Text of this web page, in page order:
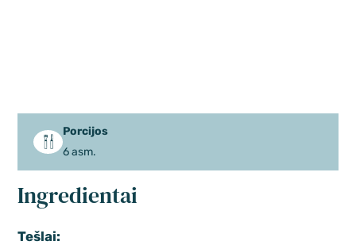
Porcijos
6 asm.
Ingredientai
Tešlai: